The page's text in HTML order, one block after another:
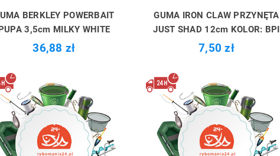
BERKLEY POWERBAIT
3,5cm MILKY WHITE
36,88 zł
GUMA IRON CLAW PRZYNĘTA
JUST SHAD 12cm KOLOR: BPI
7,50 zł